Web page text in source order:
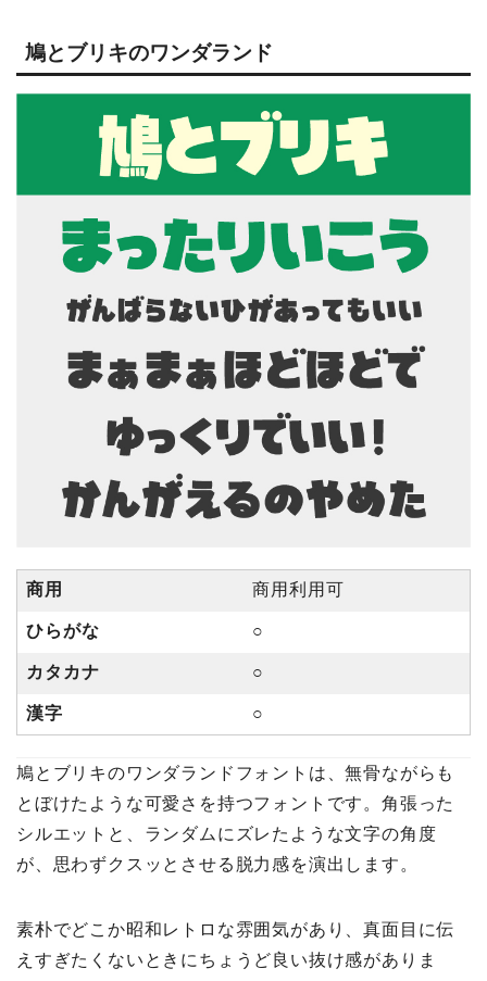
鳩とブリキのワンダランド
商用 商用利用可
ひらがな ○
カタカナ ○
漢字 ○
鳩とブリキのワンダランドフォントは、無骨ながらも
とぼけたような可愛さを持つフォントです。角張った
シルエットと、ランダムにズレたような文字の角度
が、思わずクスッとさせる脱力感を演出します。
素朴でどこか昭和レトロな雰囲気があり、真面目に伝
えすぎたくないときにちょうど良い抜け感がありま